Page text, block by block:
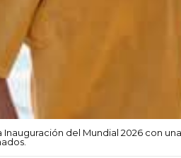
del Mundial 2026 con